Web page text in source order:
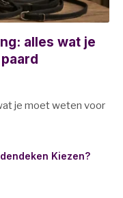
alles wat je
je moet weten voor
Kiezen?